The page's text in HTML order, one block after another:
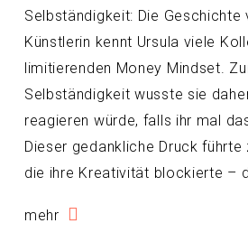
Selbständigkeit: Die Geschichte
Künstlerin kennt Ursula viele
limitierenden Money Mindset.
Selbständigkeit wusste sie
reagieren würde, falls ihr mal
Dieser gedankliche Druck führte
die ihre Kreativität blockierte –
mehr